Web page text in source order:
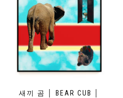
새끼 곰 │ BEAR CUB │